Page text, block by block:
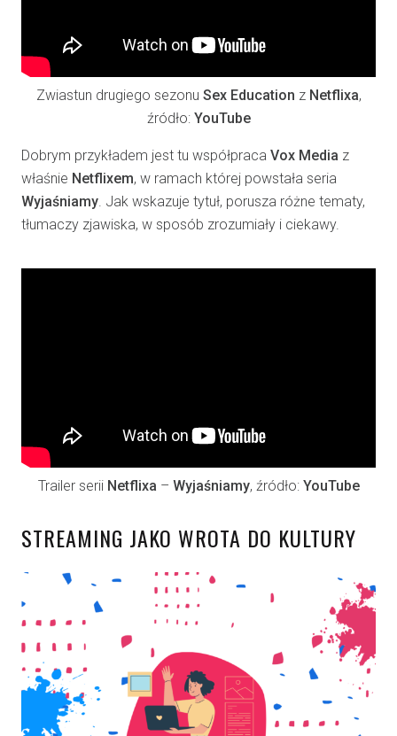
Zwiastun drugiego sezonu Sex Education z Netflixa,
źródło: YouTube
Dobrym przykładem jest tu współpraca Vox Media z
właśnie Netflixem, w ramach której powstała seria
Wyjaśniamy . Jak wskazuje tytuł, porusza różne tematy,
tłumaczy zjawiska, w sposób zrozumiały i ciekawy.
Trailer serii Netflixa – Wyjaśniamy, źródło: YouTube
STREAMING JAKO WROTA DO KULTURY